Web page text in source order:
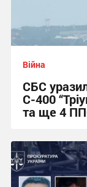
Війна
СБС
С-400
та ще 4
12:11 сьогодні